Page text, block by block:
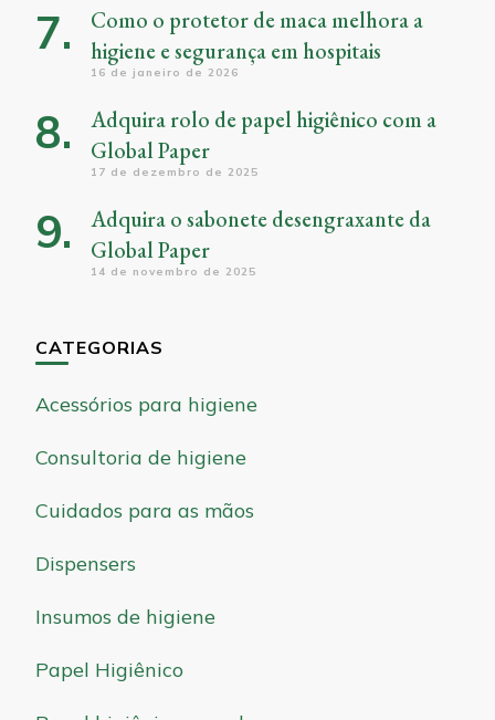
Como o protetor de maca melhora a
higiene e segurança em hospitais
16 de janeiro de 2026
Adquira rolo de papel higiênico com a
Global Paper
17 de dezembro de 2025
Adquira o sabonete desengraxante da
Global Paper
14 de novembro de 2025
CATEGORIAS
Acessórios para higiene
Consultoria de higiene
Cuidados para as mãos
Dispensers
Insumos de higiene
Papel Higiênico